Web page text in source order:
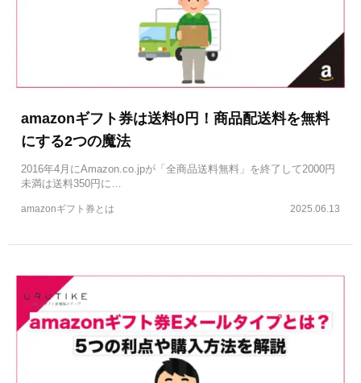
amazonギフト券は送料0円！商品配送料を無料
にする2つの魔法
2016年4月にAmazon.co.jpが「全商品送料無料」を終了して2000円
未満は送料350円に…
2025.06.13
amazonギフト券とは